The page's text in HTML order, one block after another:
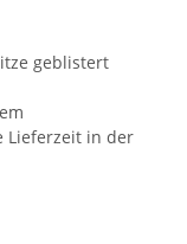
geblistert
Lieferzeit in der